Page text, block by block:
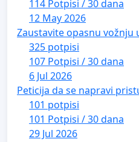
114 Potpisi / 30 dana
12 May 2026
Zaustavite opasnu vožnju
325 potpisi
107 Potpisi / 30 dana
6 Jul 2026
Peticija da se napravi
101 potpisi
101 Potpisi / 30 dana
29 Jul 2026